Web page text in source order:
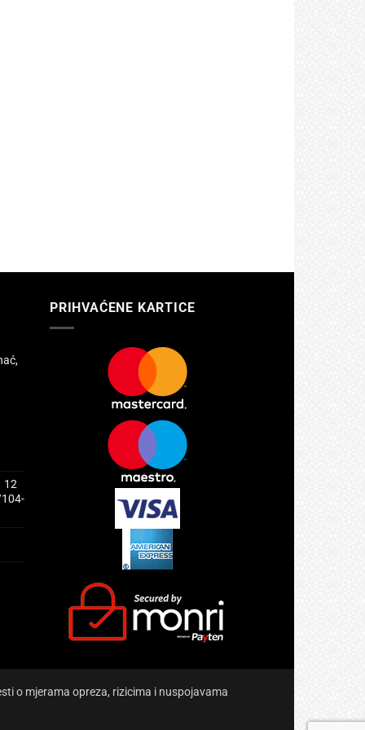
12
PRIHVAĆENE KARTICE
o mjerama opreza, rizicima i nuspojavama